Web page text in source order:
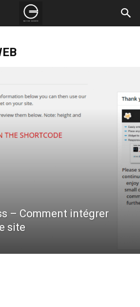
– Comment intégrer
site